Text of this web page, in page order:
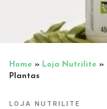
Home » Loja Nutrilite »
Plantas
LOJA NUTRILITE